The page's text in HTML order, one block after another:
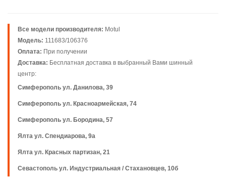
Все модели производителя: Motul
Модель: 111683/106376
Оплата: При получении
Доставка: Бесплатная доставка в выбранный Вами шинный
центр:
Симферополь ул. Данилова, 39
Симферополь ул. Красноармейская, 74
Симферополь ул. Бородина, 57
Ялта ул. Спендиарова, 9а
Ялта ул. Красных партизан, 21
Севастополь ул. Индустриальная / Стахановцев, 10б